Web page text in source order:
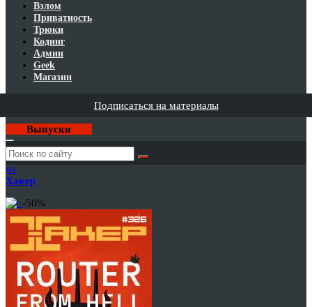
Взлом
Приватность
Трюки
Кодинг
Админ
Geek
Магазин
Подписаться на материалы
Выпуски
Годовая
подписка
на
Хакер
-50%